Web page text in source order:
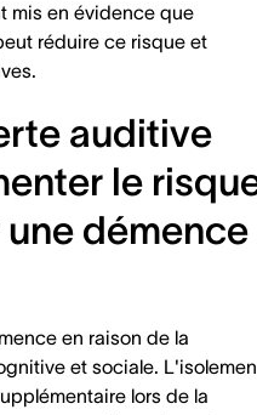
mis en évidence que
réduire ce risque et
auditive
le
démence
en raison de la
et sociale.
lors de la